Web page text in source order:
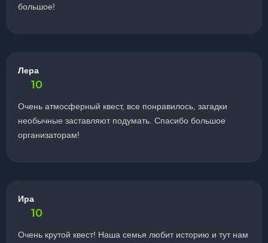
большое!
Лера
10
Очень атмосферный квест, все понравилось, загадки
необычные заставляют подумать. Спасибо большое
организаторам!
Ира
10
Очень крутой квест! Наша семья любит историю и тут нам